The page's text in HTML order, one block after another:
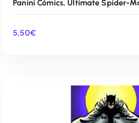
AÑADIR AL
Panini Cómics, Ultimate Spider-
5,50€